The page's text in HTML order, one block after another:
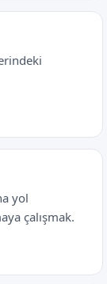
yol
çalışmak.